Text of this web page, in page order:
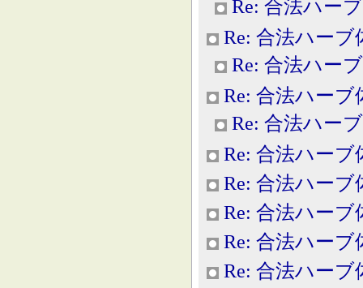
Re: 合法ハー
Re: 合法ハーブ
Re: 合法ハー
Re: 合法ハーブ
Re: 合法ハー
Re: 合法ハーブ
Re: 合法ハーブ
Re: 合法ハーブ
Re: 合法ハーブ
Re: 合法ハーブ